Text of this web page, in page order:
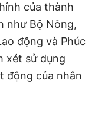
của thành
như Bộ Nông,
động và Phúc
xét sử dụng
động của nhân